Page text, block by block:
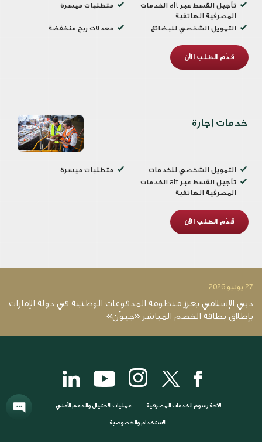
تأجيل القسط عبر alt الخدمات
المصرفية الهاتفية
متطلبات ميسرة
التمويل الشخصي للبضائع معدلات ربح منخفضة
قدّم الطلب الآن
خدمات إجارة
التمويل الشخصي للخدمات
متطلبات ميسرة
تأجيل القسط عبر alt الخدمات
المصرفية الهاتفية
قدّم الطلب الآن
27 يوليو 2026
دبي الإسلامي يعزز منظومة المدفوعات الوطنية في دولة الإمارات
بإطلاق بطاقة الخصم المباشر «جيوَن»
لائحة رسوم الخدمات المصرفية عمليات الاحتيال والدعم الأمني
الاستخدام والخصوصية